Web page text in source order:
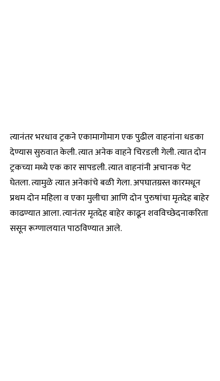
त्यानंतर भरधाव ट्रकने एकामागोमाग एक पुढील वाहनांना धडका
देण्यास सुरुवात केली. त्यात अनेक वाहने चिरडली गेली. त्यात दोन
ट्रकच्या मध्ये एक कार सापडली. त्यात वाहनांनी अचानक पेट
घेतला. त्यामुळे त्यात अनेकांचे बळी गेला. अपघातग्रस्त कारमधून
प्रथम दोन महिला व एका मुलीचा आणि दोन पुरुषांचा मृतदेह बाहेर
काढण्यात आला. त्यानंतर मृतदेह बाहेर काढून शवविच्छेदनाकरिता
ससून रूग्णालयात पाठविण्यात आले.